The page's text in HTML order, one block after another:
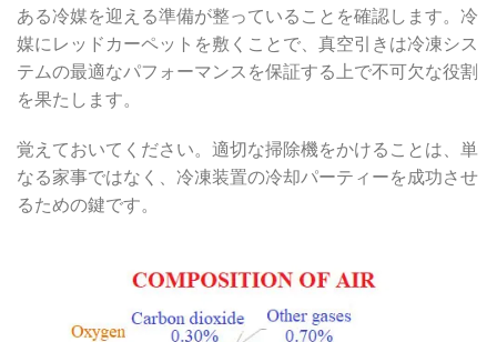
ある冷媒を迎える準備が整っていることを確認します。冷
媒にレッドカーペットを敷くことで、真空引きは冷凍シス
テムの最適なパフォーマンスを保証する上で不可欠な役割
を果たします。
覚えておいてください。適切な掃除機をかけることは、単
なる家事ではなく、冷凍装置の冷却パーティーを成功させ
るための鍵です。